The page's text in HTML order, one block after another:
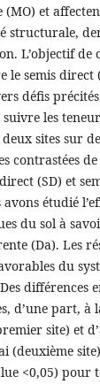
et
structurale,
L’objectif de
le semis
défis
suivre les
sites sur
contrastées
(SD) et
étudié
du sol à
(Da). Les
du
différences
d’une part, à
site) et
(deuxième
<0,05) pour